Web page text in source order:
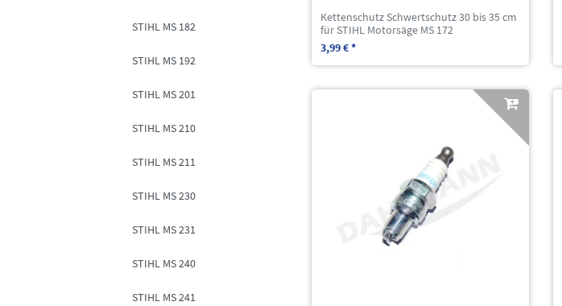
STIHL MS 182
STIHL MS 192
STIHL MS 201
STIHL MS 210
STIHL MS 211
STIHL MS 230
STIHL MS 231
STIHL MS 240
STIHL MS 241
Kettenschutz Schwertschutz 30 bis 35 cm
für STIHL Motorsäge MS 172
3,99 € *